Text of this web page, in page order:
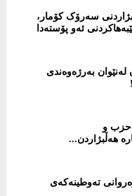
سەرۆک کۆمار،
ئەو پۆستەدا
بەرژەوەندی
حزب و
هەڵبژاردن...
تەوطینەكەی